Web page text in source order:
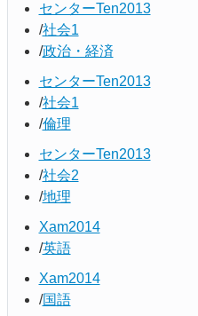
センターTen2013
社会1
政治・経済
センターTen2013
社会1
倫理
センターTen2013
社会2
地理
Xam2014
英語
Xam2014
国語